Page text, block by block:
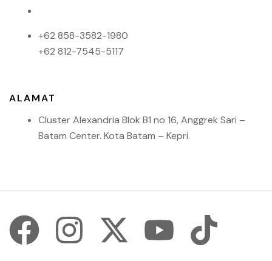
+62 858-3582-1980
+62 812-7545-5117
ALAMAT
Cluster Alexandria Blok B1 no 16, Anggrek Sari –
Batam Center. Kota Batam – Kepri.